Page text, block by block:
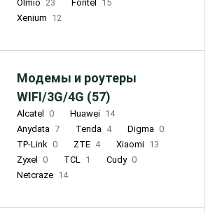
Olmio 23 Fontel
15
Xenium 12
Модемы и роутеры
WIFI/3G/4G (57)
Alcatel 0 Huawei 14
Anydata 7 Tenda 4 Digma 0
TP-Link 0 ZTE 4 Xiaomi 13
Zyxel
0 TCL 1 Cudy 0
Netcraze 14